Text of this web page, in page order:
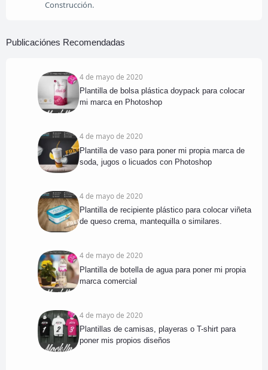
Construcción.
Publicaciónes Recomendadas
4 de mayo de 2020
Plantilla de bolsa plástica doypack para colocar
mi marca en Photoshop
4 de mayo de 2020
Plantilla de vaso para poner mi propia marca de
soda, jugos o licuados con Photoshop
4 de mayo de 2020
Plantilla de recipiente plástico para colocar viñeta
de queso crema, mantequilla o similares.
4 de mayo de 2020
Plantilla de botella de agua para poner mi propia
marca comercial
4 de mayo de 2020
Plantillas de camisas, playeras o T-shirt para
poner mis propios diseños